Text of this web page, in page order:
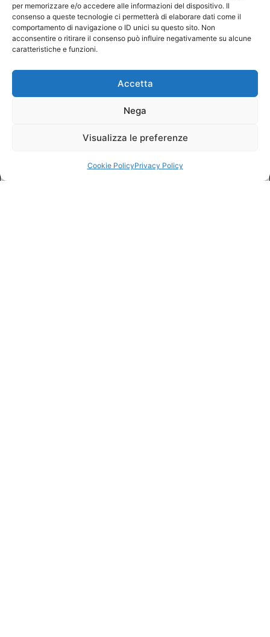
per memorizzare e/o accedere alle informazioni del dispositivo. Il
consenso a queste tecnologie ci permetterà di elaborare dati come il
comportamento di navigazione o ID unici su questo sito. Non
acconsentire o ritirare il consenso può influire negativamente su alcune
caratteristiche e funzioni.
Accetta
Nega
Visualizza le preferenze
Cookie PolicyPrivacy Policy